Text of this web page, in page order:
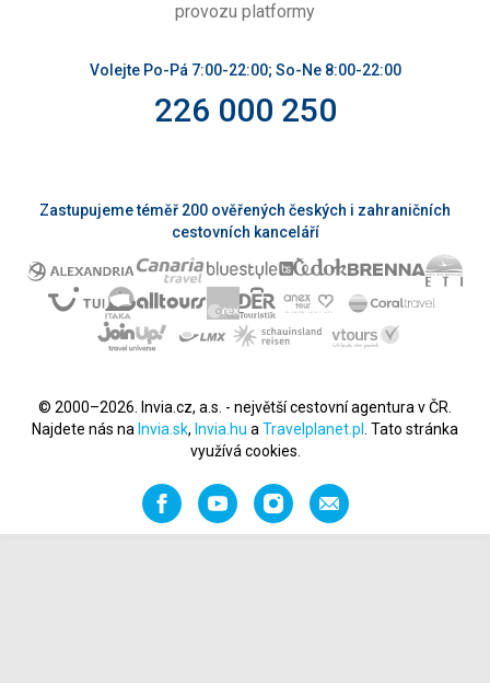
provozu platformy
Volejte Po-Pá 7:00-22:00; So-Ne 8:00-22:00
226 000 250
Zastupujeme téměř 200 ověřených českých i zahraničních
cestovních kanceláří
© 2000–2026. Invia.cz, a.s. - největší cestovní agentura v ČR.
Najdete nás na Invia.sk, Invia.hu a Travelplanet.pl
. Tato stránka
využívá cookies.
FacebookYouTubeInstagramNapište
nám